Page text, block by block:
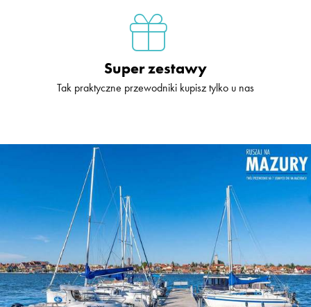
Super zestawy
Tak praktyczne przewodniki kupisz tylko u nas